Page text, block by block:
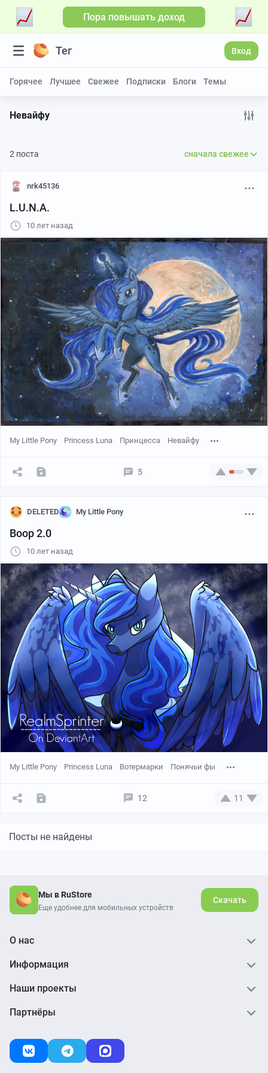
Пора повышать доход
Тег Вход
Горячее Лучшее Свежее Подписки Блоги Темы
Невайфу
2 поста сначала свежее
nrk45136
L.U.N.A.
10 лет назад
My Little Pony Princess Luna Принцесса Невайфу
5
DELETED My Little Pony
Boop 2.0
10 лет назад
My Little Pony Princess Luna Вотермарки Понячьи фы
12 11
Посты не найдены
Мы в RuStore
Еще удобнее для мобильных устройств
Скачать
О нас
Информация
Наши проекты
Партнёры